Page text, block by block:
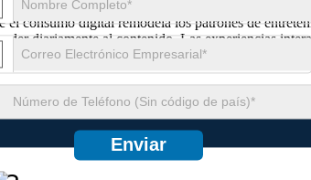
Enviar
consumo digital remodela los patrones de
diariamente al contenido. Las experiencias
la transmisión educativa y las herramientas de